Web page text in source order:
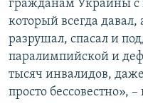
гражданам Украины с
который всегда давал,
разрушал, спасал и
паралимпийской и
тысяч инвалидов,
просто бессовестно»,